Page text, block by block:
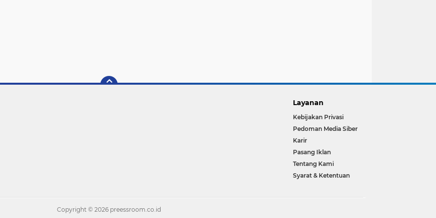
Layanan
Kebijakan Privasi
Pedoman Media Siber
Karir
Pasang Iklan
Tentang Kami
Syarat & Ketentuan
Copyright © 2026 preessroom.co.id